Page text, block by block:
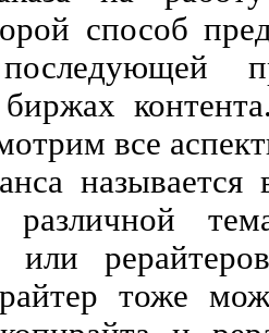
способ
биржах
все
называется
или
тоже